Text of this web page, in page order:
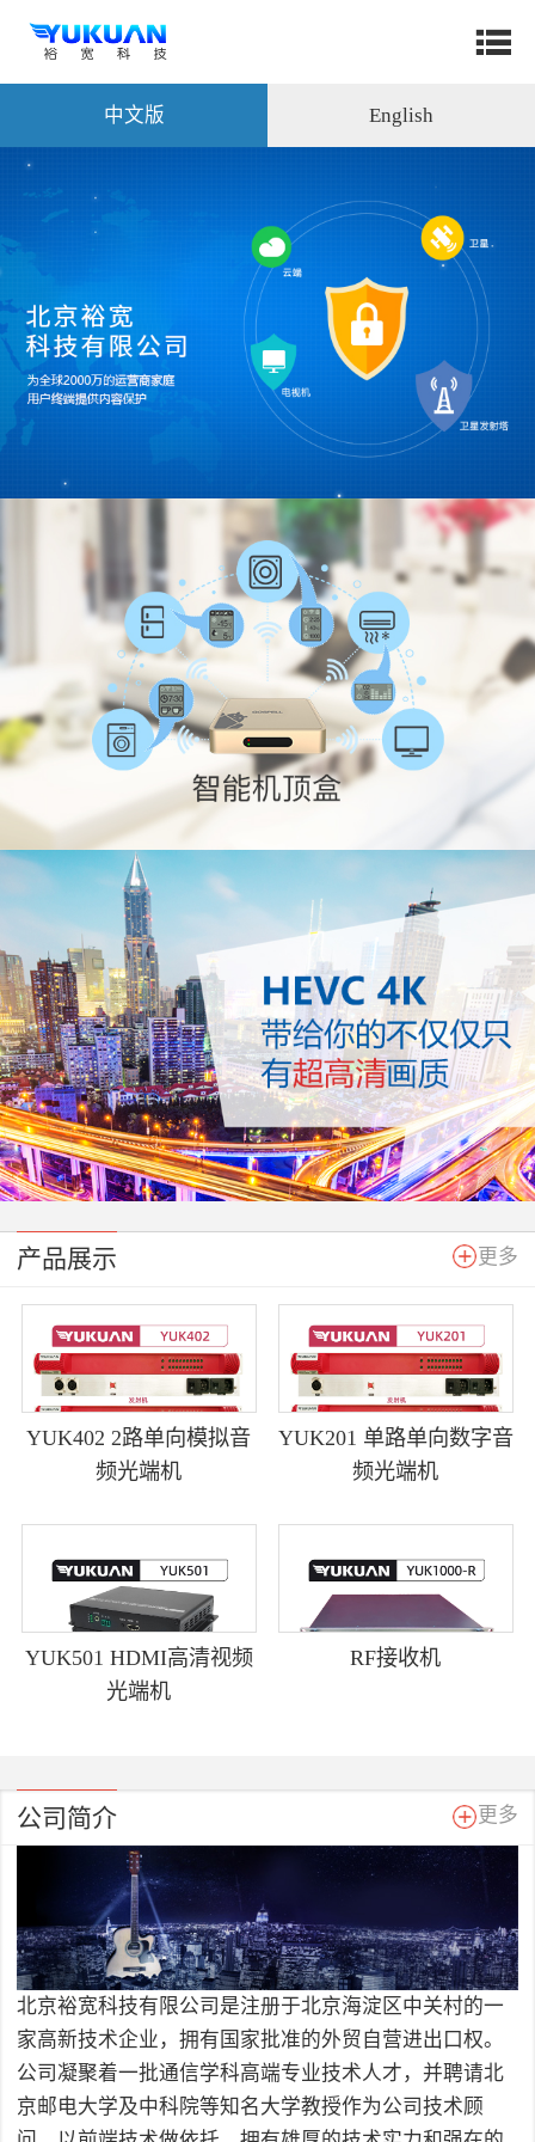
中文版 English
产品展示 更多
YUK402 2路单向模拟音
频光端机
YUK201 单路单向数字音
频光端机
YUK501 HDMI高清视频
光端机
RF接收机
公司简介 更多
北京裕宽科技有限公司是注册于北京海淀区中关村的一
家高新技术企业，拥有国家批准的外贸自营进出口权。
公司凝聚着一批通信学科高端专业技术人才，并聘请北
京邮电大学及中科院等知名大学教授作为公司技术顾